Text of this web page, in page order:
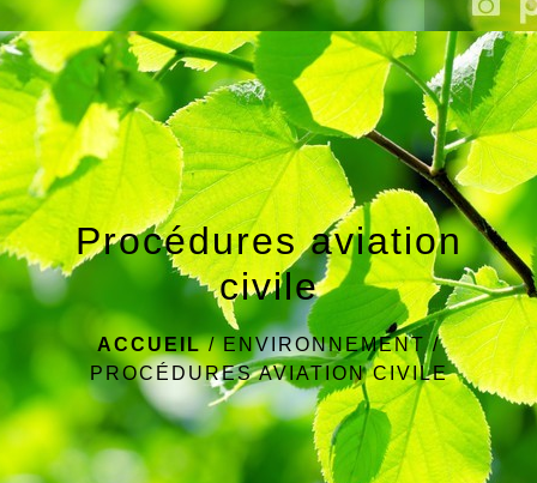
Procédures aviation
civile
ACCUEIL/ENVIRONNEMENT/
PROCÉDURES AVIATION CIVILE